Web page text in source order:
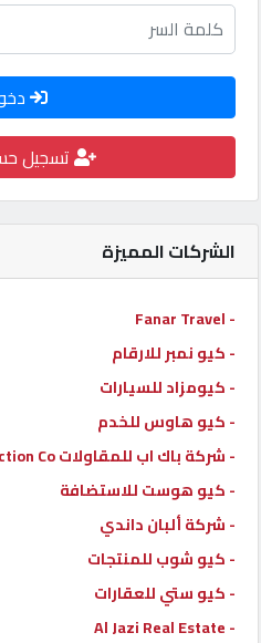
كيو
نمبر
كيو
كارز
كيو
ماركت
الدليل
القطري
POWERED
QHOST
تسجيل
الشركات المميزة
- Fanar Travel
- كيو نمبر للارقام
- كيومزاد للسيارات
- كيو هاوس للخدم
- شركة باك اب للمقاولات Back Up Construction Co
- كيو هوست للاستضافة
- شركة ألبان داندي
- كيو شوب للمنتجات
- كيو ستي للعقارات
- Al Jazi Real Estate